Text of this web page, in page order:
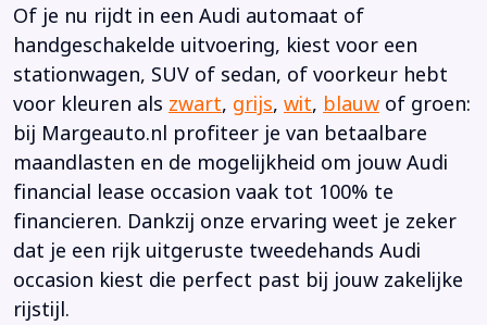
Of je nu rijdt in een Audi automaat of
handgeschakelde uitvoering, kiest voor een
stationwagen, SUV of sedan, of voorkeur hebt
voor kleuren als zwart, grijs, wit, blauw of groen:
bij Margeauto.nl profiteer je van betaalbare
maandlasten en de mogelijkheid om jouw Audi
financial lease occasion vaak tot 100% te
financieren. Dankzij onze ervaring weet je zeker
dat je een rijk uitgeruste tweedehands Audi
occasion kiest die perfect past bij jouw zakelijke
rijstijl.